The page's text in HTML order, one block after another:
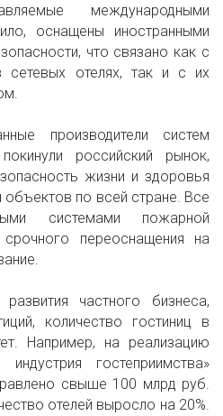
международными
оснащены иностранными
что связано как с
сетевых отелях, так и с их
производители систем
российский рынок,
жизни и здоровья
объектов по всей стране. Все
системами пожарной
переоснащения на
частного бизнеса,
количество гостиниц в
Например, на реализацию
гостеприимства»
свыше 100 млрд руб.
отелей выросло на 20%.